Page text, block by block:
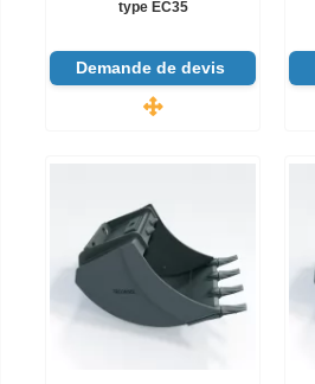
type EC35
Demande de devis